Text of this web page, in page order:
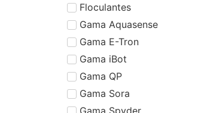
Floculantes
Gama Aquasense
Gama E-Tron
Gama iBot
Gama QP
Gama Sora
Gama Spyder